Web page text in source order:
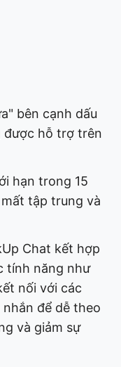
bên cạnh dấu
được hỗ trợ trên
hạn trong 15
tập trung và
Chat kết hợp
tính năng như
nối với các
để dễ theo
và giảm sự